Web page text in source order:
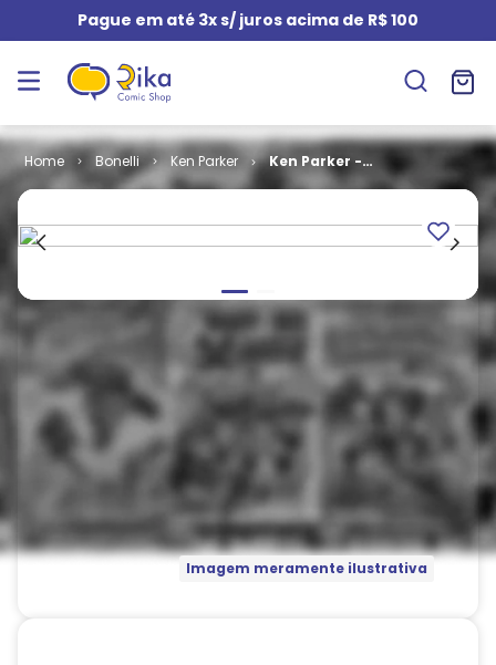
Pague em até 3x s/ juros acima de R$ 100
Bonelli Ken Parker
Ken Parker -
2ª Série # 15
Imagem meramente ilustrativa